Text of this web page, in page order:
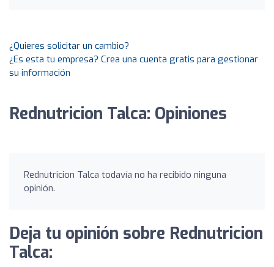
¿Quieres solicitar un cambio?
¿Es esta tu empresa? Crea una cuenta gratis para gestionar
su información
Rednutricion Talca: Opiniones
Rednutricion Talca todavía no ha recibido ninguna
opinión.
Deja tu opinión sobre Rednutricion
Talca: